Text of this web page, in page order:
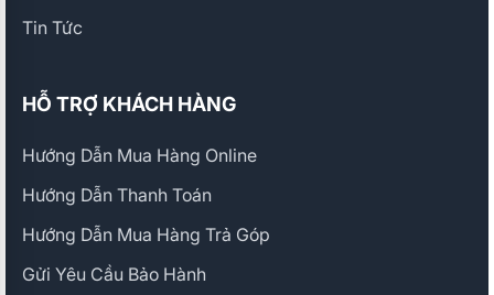
Tin Tức
HỖ TRỢ KHÁCH HÀNG
Hướng Dẫn Mua Hàng Online
Hướng Dẫn Thanh Toán
Hướng Dẫn Mua Hàng Trả Góp
Gửi Yêu Cầu Bảo Hành